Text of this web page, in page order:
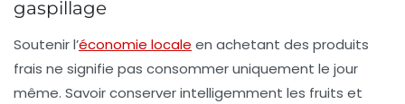
gaspillage
Soutenir l’économie locale en achetant des produits
frais ne signifie pas consommer uniquement le jour
même. Savoir conserver intelligemment les fruits et